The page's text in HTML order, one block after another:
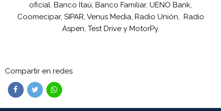
oficial. Banco Itaú, Banco Familiar, UENO Bank,
Coomecipar, SIPAR, Venus Media, Radio Unión, Radio
Aspen, Test Drive y MotorPy.
Compartir en redes